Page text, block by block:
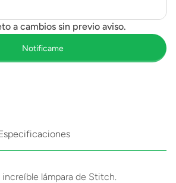
lámpara de Stitch.